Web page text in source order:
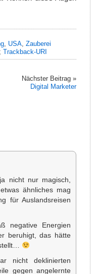
USA Zauberei
Trackback-URI
Nächster Beitrag »
Digital Marketer
nicht nur magisch,
ähnliches mag
für Auslandsreisen
negative Energien
beruhigt, das hätte
nicht deklinierten
gegen angelernte